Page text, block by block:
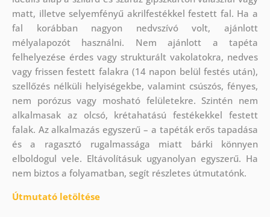
matt, illetve selyemfényű akrilfestékkel festett fal. Ha a
fal korábban nagyon nedvszívó volt, ajánlott
mélyalapozót használni. Nem ajánlott a tapéta
felhelyezése érdes vagy strukturált vakolatokra, nedves
vagy frissen festett falakra (14 napon belül festés után),
szellőzés nélküli helyiségekbe, valamint csúszós, fényes,
nem porózus vagy mosható felületekre. Szintén nem
alkalmasak az olcsó, krétahatású festékekkel festett
falak. Az alkalmazás egyszerű – a tapéták erős tapadása
és a ragasztó rugalmassága miatt bárki könnyen
elboldogul vele. Eltávolításuk ugyanolyan egyszerű. Ha
nem biztos a folyamatban, segít részletes útmutatónk.
Útmutató letöltése